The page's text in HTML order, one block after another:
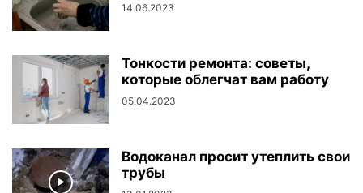
14.06.2023
Тонкости ремонта: советы,
которые облегчат вам работу
05.04.2023
Водоканал просит утеплить свои
трубы